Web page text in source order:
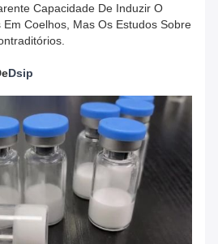
Capacidade De Induzir O
Coelhos, Mas Os Estudos Sobre
Dsip